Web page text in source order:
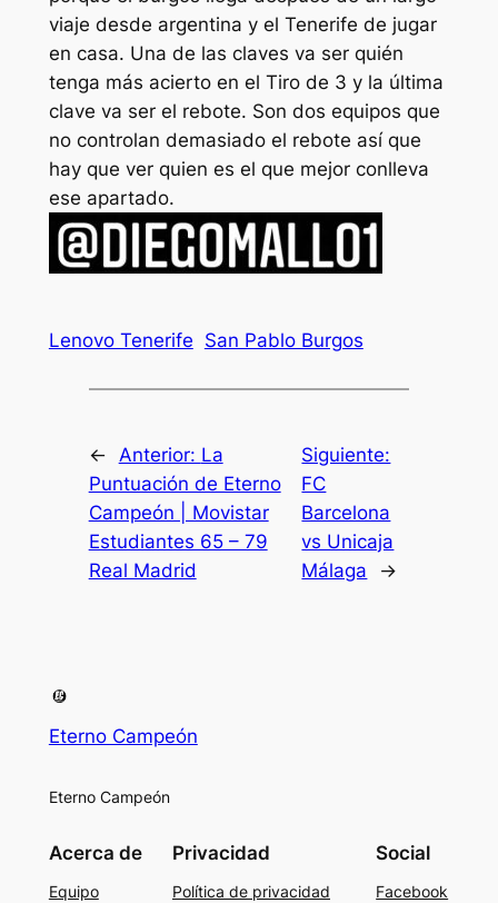
viaje desde argentina y el Tenerife de jugar
en casa. Una de las claves va ser quién
tenga más acierto en el Tiro de 3 y la última
clave va ser el rebote. Son dos equipos que
no controlan demasiado el rebote así que
hay que ver quien es el que mejor conlleva
ese apartado.
Lenovo Tenerife San Pablo Burgos
← Anterior: La
Puntuación de Eterno
Campeón | Movistar
Estudiantes 65 – 79
Real Madrid
Siguiente:
FC
Barcelona
vs Unicaja
Málaga
→
Eterno Campeón
Eterno Campeón
Acerca de
Equipo
Privacidad
Política de privacidad
Social
Facebook